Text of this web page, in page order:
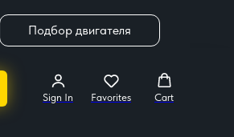
Подбор двигателя
Sign In Favorites Cart